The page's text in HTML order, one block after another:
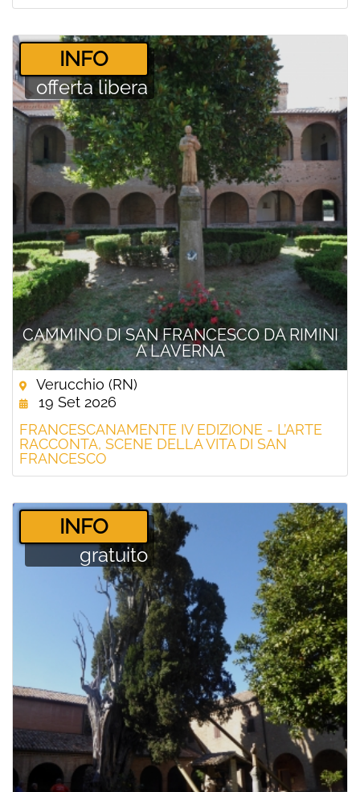
CAMMINO DI SAN FRANCESCO DA RIMINI
A LAVERNA
­INFO
offerta libera
Verucchio (RN)
19 Set 2026
FRANCESCANAMENTE IV EDIZIONE - L’ARTE
RACCONTA, SCENE DELLA VITA DI SAN
FRANCESCO
­INFO
gratuito